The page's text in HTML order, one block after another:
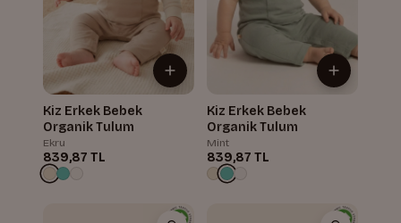
Kiz Erkek Bebek
Organik Tulum
Ekru
839,87 TL
Kiz Erkek Bebek
Organik Tulum
Mint
839,87 TL